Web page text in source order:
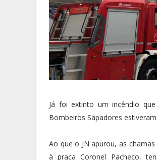
Já foi extinto um incêndio
Bombeiros Sapadores
Ao que o JN apurou, as
à praça Coronel Pacheco,